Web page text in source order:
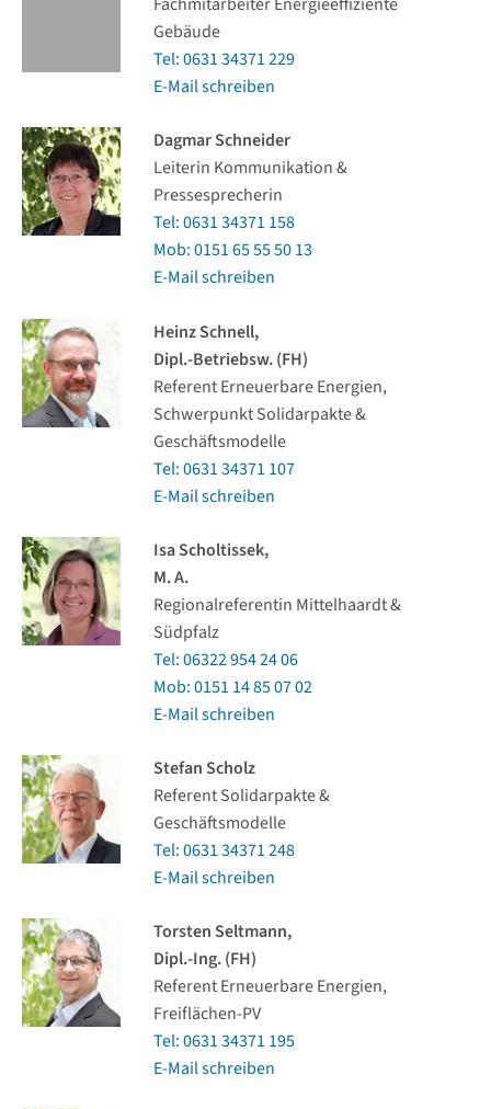
Gebäude
Tel: 0631 34371 229
E-Mail schreiben
Dagmar Schneider
Leiterin Kommunikation &
Pressesprecherin
Tel: 0631 34371 158
Mob: 0151 65 55 50 13
E-Mail schreiben
Heinz Schnell,
Dipl.-Betriebsw. (FH)
Referent Erneuerbare Energien,
Schwerpunkt Solidarpakte &
Geschäftsmodelle
Tel: 0631 34371 107
E-Mail schreiben
Isa Scholtissek,
M. A.
Regionalreferentin Mittelhaardt &
Südpfalz
Tel: 06322 954 24 06
Mob: 0151 14 85 07 02
E-Mail schreiben
Stefan Scholz
Referent Solidarpakte &
Geschäftsmodelle
Tel: 0631 34371 248
E-Mail schreiben
Torsten Seltmann,
Dipl.-Ing. (FH)
Referent Erneuerbare Energien,
Freiflächen-PV
Tel: 0631 34371 195
E-Mail schreiben